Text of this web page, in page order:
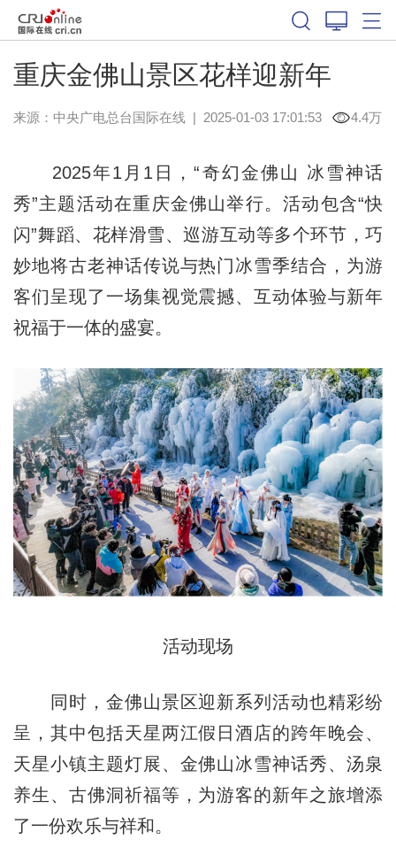
重庆金佛山景区花样迎新年
来源：中央广电总台国际在线| 2025-01-03 17:01:53 4.4万
2025年1月1日，“奇幻金佛山 冰雪神话
秀”主题活动在重庆金佛山举行。活动包含“快
闪”舞蹈、花样滑雪、巡游互动等多个环节，巧
妙地将古老神话传说与热门冰雪季结合，为游
客们呈现了一场集视觉震撼、互动体验与新年
祝福于一体的盛宴。
活动现场
同时，金佛山景区迎新系列活动也精彩纷
呈，其中包括天星两江假日酒店的跨年晚会、
天星小镇主题灯展、金佛山冰雪神话秀、汤泉
养生、古佛洞祈福等，为游客的新年之旅增添
了一份欢乐与祥和。